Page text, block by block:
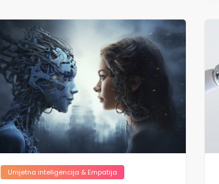
Umjetna inteligencija & Empatija